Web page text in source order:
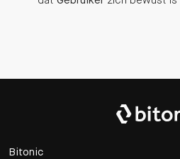
Bitonic